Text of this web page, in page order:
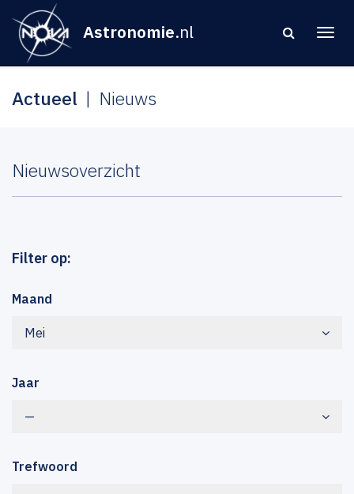
Astronomie.nl
Actueel Nieuws
Nieuwsoverzicht
Filter op:
Maand
Mei
Jaar
—
Trefwoord